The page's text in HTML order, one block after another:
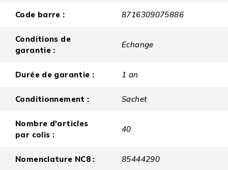
Code barre : 8716309075886
Conditions de
garantie :
Echange
Durée de garantie : 1 an
Conditionnement : Sachet
Nombre d'articles
par colis :
40
Nomenclature NC8 : 85444290